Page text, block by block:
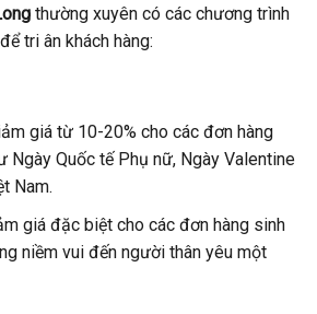
thường xuyên có các chương trình
tri ân khách hàng:
giá từ 10-20% cho các đơn hàng
Ngày Quốc tế Phụ nữ, Ngày Valentine
Nam.
giá đặc biệt cho các đơn hàng sinh
niềm vui đến người thân yêu một